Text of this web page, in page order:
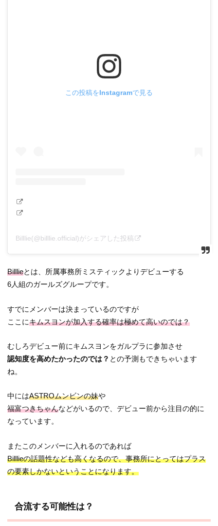
この投稿をInstagramで見る
Billlie(@billlie.official)がシェアした投稿
Billlieとは、所属事務所ミスティックよりデビューする
6人組のガールズグループです。
すでにメンバーは決まっているのですが
ここにキムスヨンが加入する確率は極めて高いのでは？
むしろデビュー前にキムスヨンをガルプラに参加させ
認知度を高めたかったのでは？ との予測もできちゃいます
ね。
中にはASTROムンビンの妹や
福富つきちゃんなどがいるので、デビュー前から注目の的に
なっています。
またこのメンバーに入れるのであれば
Billlieの話題性なども高くなるので、事務所にとってはプラス
の要素しかないということになります。
合流する可能性は？